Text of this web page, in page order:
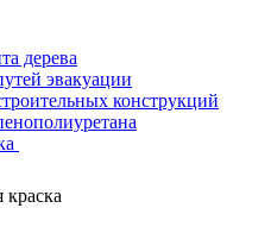
дерева
эвакуации
конструкций
краска